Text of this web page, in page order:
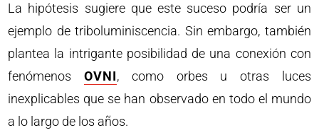
La hipótesis sugiere que este suceso podría ser un
ejemplo de triboluminiscencia. Sin embargo, también
plantea la intrigante posibilidad de una conexión con
fenómenos OVNI, como orbes u otras luces
inexplicables que se han observado en todo el mundo
a lo largo de los años.